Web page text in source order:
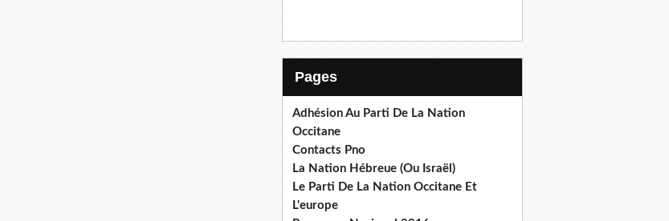
Pages
Adhésion Au Parti De La Nation
Occitane
Contacts Pno
La Nation Hébreue (Ou Israël)
Le Parti De La Nation Occitane Et
L'europe